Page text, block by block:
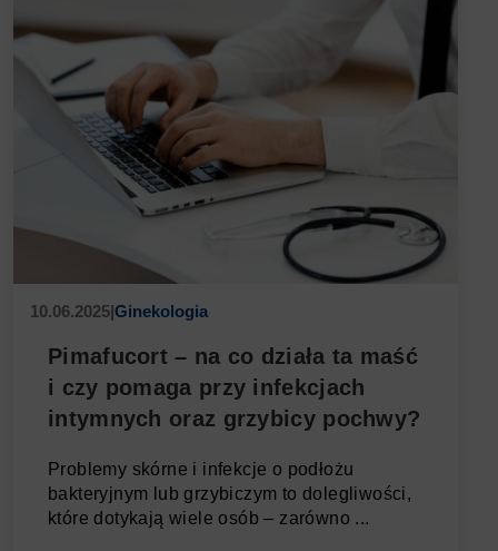
10.06.2025|Ginekologia
Pimafucort – na co działa ta maść
i czy pomaga przy infekcjach
intymnych oraz grzybicy pochwy?
Problemy skórne i infekcje o podłożu
bakteryjnym lub grzybiczym to dolegliwości,
które dotykają wiele osób – zarówno ...